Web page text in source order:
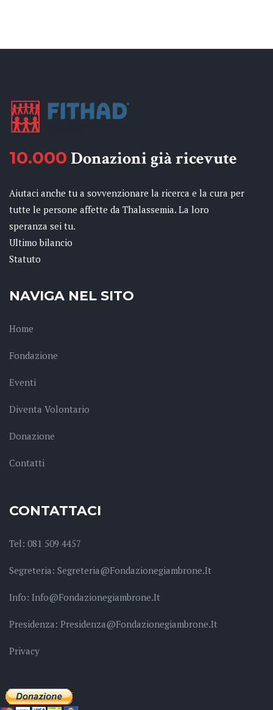
10.000 Donazioni già ricevute
Aiutaci anche tu a sovvenzionare la ricerca e la cura per
tutte le persone affette da Thalassemia. La loro
speranza sei tu.
Ultimo bilancio
Statuto
NAVIGA NEL SITO
Home
Fondazione
Eventi
Diventa Volontario
Donazione
Contatti
CONTATTACI
Tel: 081 509 4457
Segreteria: Segreteria@fondazionegiambrone.it
Info: Info@fondazionegiambrone.it
Presidenza: Presidenza@fondazionegiambrone.it
Privacy